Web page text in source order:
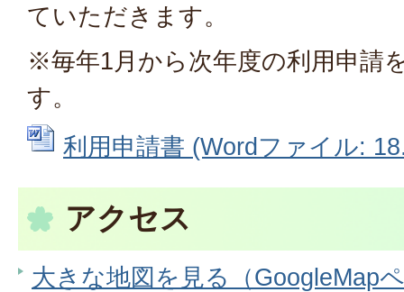
ていただきます。
※毎年1月から次年度の利用申請
す。
利用申請書 (Wordファイル:
アクセス
大きな地図を見る（GoogleMap